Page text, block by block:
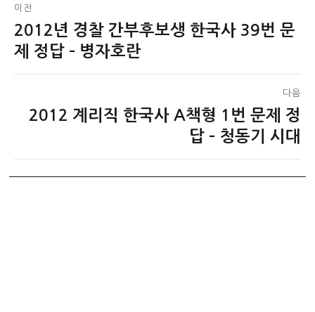
글
탐
색
이전
이
전
2012년 경찰 간부후보생 한국사 39번 문
제 정답 – 병자호란
다음
2012 계리직 한국사 A책형 1번 문제 정
답 – 청동기 시대